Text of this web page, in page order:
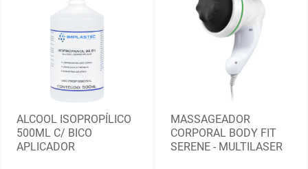
ALCOOL ISOPROPÍLICO
500ML C/ BICO
APLICADOR
MASSAGEADOR
CORPORAL BODY FIT
SERENE - MULTILASER